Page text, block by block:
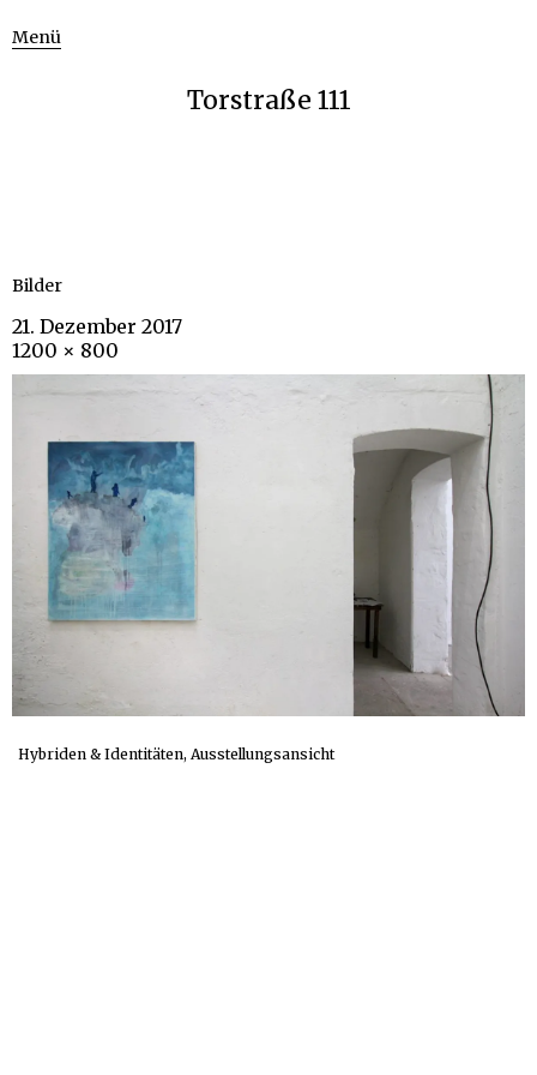
Menü
Torstraße 111
Bilder
21. Dezember 2017
1200 × 800
Hybriden & Identitäten, Ausstellungsansicht